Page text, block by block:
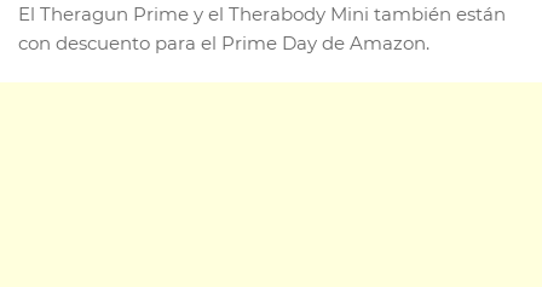
El Theragun Prime y el Therabody Mini también están
con descuento para el Prime Day de Amazon.